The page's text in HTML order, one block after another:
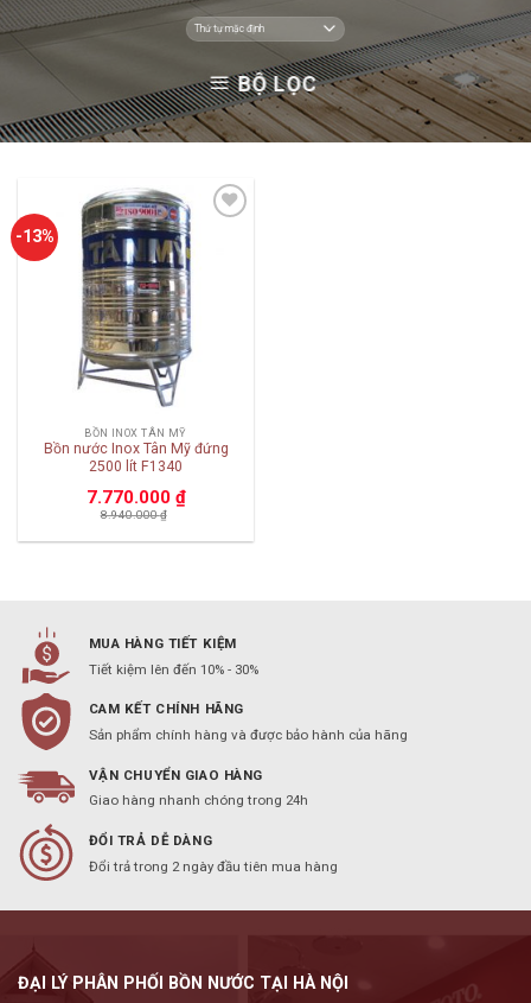
BỘ LỌC
-13%
BỒN INOX TÂN MỸ
Bồn nước Inox Tân Mỹ đứng
2500 lít F1340
7.770.000 ₫
8.940.000₫
MUA HÀNG TIẾT KIỆM
Tiết kiệm lên đến 10% - 30%
CAM KẾT CHÍNH HÃNG
Sản phẩm chính hàng và được bảo hành của hãng
VẬN CHUYỂN GIAO HÀNG
Giao hàng nhanh chóng trong 24h
ĐỔI TRẢ DỄ DÀNG
Đổi trả trong 2 ngày đầu tiên mua hàng
ĐẠI LÝ PHÂN PHỐI BỒN NƯỚC TẠI HÀ NỘI